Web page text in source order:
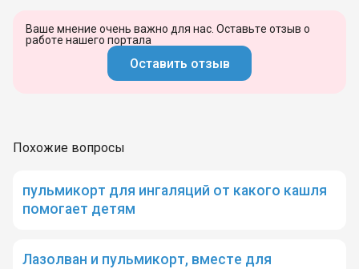
Ваше мнение очень важно для нас. Оставьте отзыв о
работе нашего портала
Оставить отзыв
Похожие вопросы
пульмикорт для ингаляций от какого кашля
помогает детям
Лазолван и пульмикорт, вместе для